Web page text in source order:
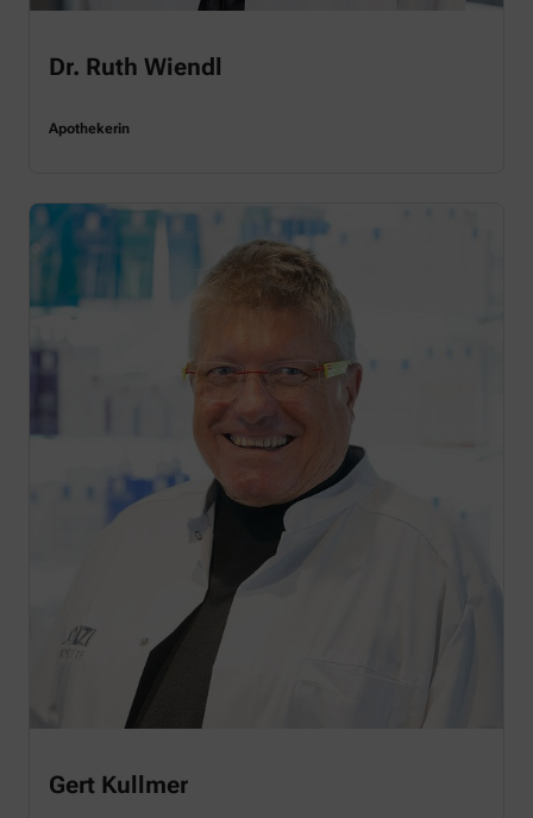
Dr. Ruth Wiendl
Apothekerin
Gert Kullmer